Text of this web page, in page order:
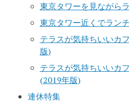
東京タワーを見ながら
東京タワー近くでラン
テラスが気持ちいいカ
版)
テラスが気持ちいいカ
(2019年版)
連休特集